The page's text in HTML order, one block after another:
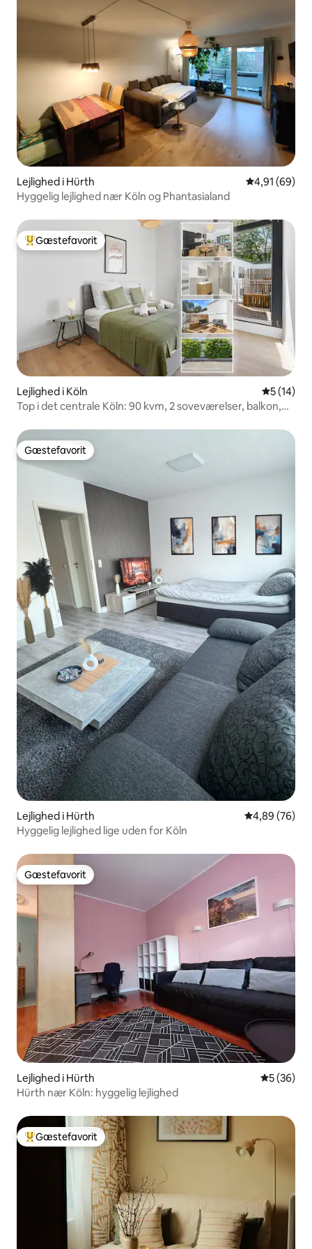
Lejlighed i Hürth 4,91 ud af 5 i
4,91 (69)
Hyggelig lejlighed nær Köln og Phantasialand
Bedste gæstefavorit
Gæstefavorit
Lejlighed i Köln 5 ud af 5 i
5 (14)
Top i det centrale Köln: 90 kvm, 2 soveværelser, balkon,
Gæstefavorit
Gæstefavorit
Lejlighed i Hürth 4,89 ud af 5 i
4,89 (76)
Hyggelig lejlighed lige uden for Köln
Gæstefavorit
Gæstefavorit
Lejlighed i Hürth 5 ud af 5 i
5 (36)
Hürth nær Köln: hyggelig lejlighed
Bedste gæstefavorit
Gæstefavorit